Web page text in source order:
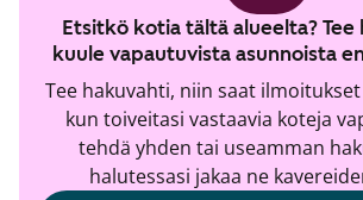
Etsitkö kotia tältä alueelta? Tee
kuule vapautuvista asunnoista
Tee hakuvahti, niin saat
kun toiveitasi vastaavia koteja
tehdä yhden tai useamman
halutessasi jakaa ne